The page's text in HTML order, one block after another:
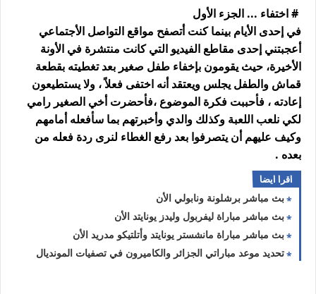
# اختفاء ... الجزء الأول
في إحدى الأيام بينما كنت أتصفح مواقع التواصل الأجتماعي
أعجبتني إحدى مقاطع الفيديو التي كانت منتشرة في الأونة
الأخيرة، حيث يقومون بإخفاء طفل صغير بعد تغطيته بقطعة
قماش والطفل يجلس ويعتقد أنه اختفى فعلاً ، ولا يستطيعون
إعادته ، فأحببت فكرة الموضوع ،فأحضرت أخي الصغير رامي
لكي نلعب اللعبة وكذلك والدي وأخبرتهم بما سأفعله أمامهم
وكيف عليهم أن يتصرفوا بعد رفع الغطاء لنرى ردة فعله من
بعده .
اقرا ايضا
بث مباشر برشلونة ونابولي الأن
بث مباشر مباراة ليفربول وليدز يونايتد الأن
بث مباشر مباراة مانشستر يونايتد وأتلتيكو مدريد الأن
تحديد موعد مباراتي الجزائر والكاميرون في تصفيات المونديال